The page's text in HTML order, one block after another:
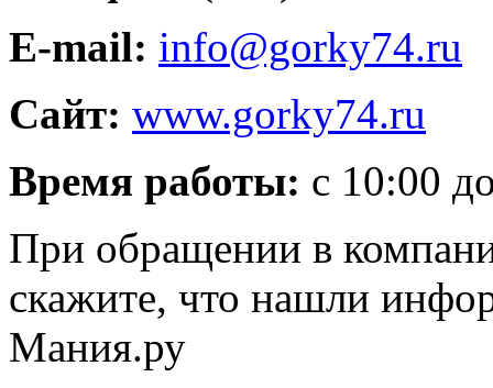
E-mail: info@gorky74.ru
Сайт: www.gorky74.ru
Время работы: с 10:00
При обращении в
скажите, что нашли
Мания.ру